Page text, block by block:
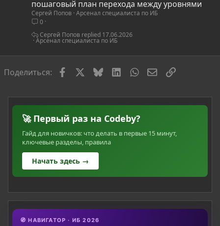
пошаговый план перехода между уровнями
Сергей Попов Арсенал специалиста по ИБ
0
Арсенал специалиста по ИБ
17.06.2026
Сергей Попов
Поделиться: FacebookBlueskyLinkedInWhatsAppЭлектронная
Ссылка
🚀 Первый раз на Codeby?
Гайд для новичков: что делать в первые 15 минут,
ключевые разделы, правила
Начать здесь →
🧭 НАВИГАТОР · ИБ 2026